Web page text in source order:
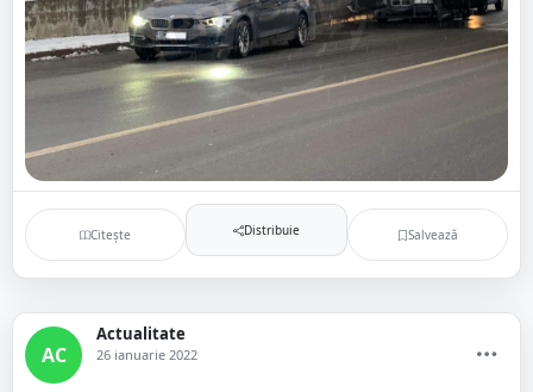
Citește Distribuie Salvează
AC
Actualitate
26 ianuarie 2022